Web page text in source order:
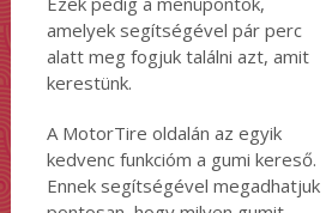
amelyek segítségével pár perc
alatt meg fogjuk találni azt, amit
kerestünk.
A MotorTire oldalán az egyik
kedvenc funkcióm a gumi kereső.
Ennek segítségével megadhatjuk